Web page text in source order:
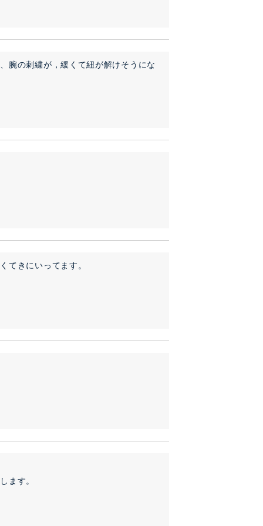
腕の刺繍が，緩くて紐が解けそうにな
てきにいってます。
ます。